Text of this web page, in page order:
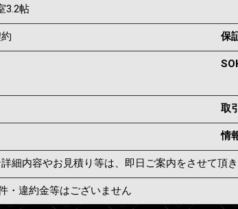
3.2帖
保
取
情
細内容やお見積り等は、即日ご案内をさせて頂
・違約金等はございません